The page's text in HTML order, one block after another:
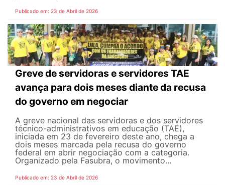
Publicado em: 23 de Abril de 2026
Greve de servidoras e servidores TAE
avança para dois meses diante da recusa
do governo em negociar
A greve nacional das servidoras e dos servidores
técnico-administrativos em educação (TAE),
iniciada em 23 de fevereiro deste ano, chega a
dois meses marcada pela recusa do governo
federal em abrir negociação com a categoria.
Organizado pela Fasubra, o movimento...
Publicado em: 23 de Abril de 2026